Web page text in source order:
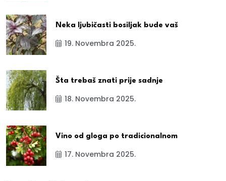
Neka ljubičasti bosiljak bude vaš
19. Novembra 2025.
Šta trebaš znati prije sadnje
18. Novembra 2025.
Vino od gloga po tradicionalnom
17. Novembra 2025.